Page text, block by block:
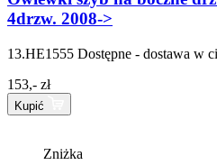
4drzw. 2008->
13.HE1555 Dostępne - dostawa w
153,- zł
Kupić
Zniżka